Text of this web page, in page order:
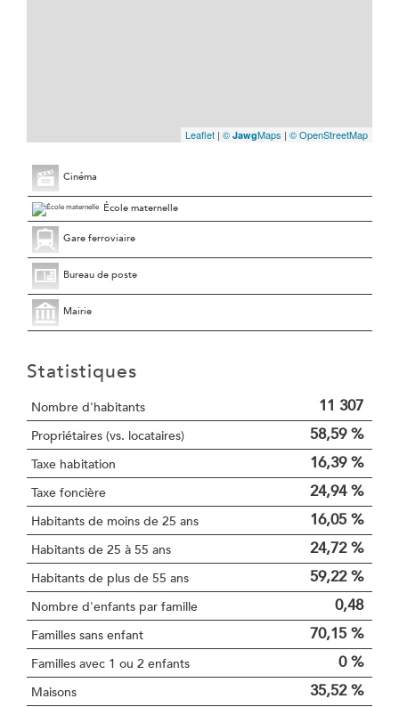
Leaflet | © JawgMaps | © OpenStreetMap
Cinéma
École maternelle
Gare ferroviaire
Bureau de poste
Mairie
Statistiques
Nombre d'habitants 11 307
Propriétaires (vs. locataires) 58,59 %
Taxe habitation 16,39 %
Taxe foncière 24,94 %
Habitants de moins de 25 ans 16,05 %
Habitants de 25 à 55 ans 24,72 %
Habitants de plus de 55 ans 59,22 %
Nombre d'enfants par famille 0,48
Familles sans enfant 70,15 %
Familles avec 1 ou 2 enfants 0 %
Maisons 35,52 %